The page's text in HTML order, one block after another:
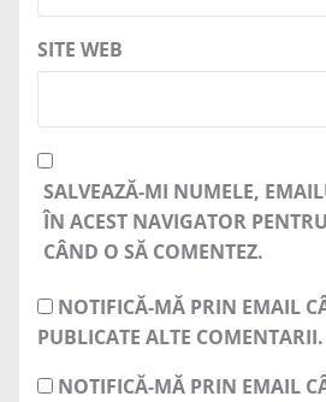
SITE WEB
SALVEAZĂ-MI NUMELE,
ÎN ACEST NAVIGATOR
CÂND O SĂ COMENTEZ.
NOTIFICĂ-MĂ PRIN EMAIL
PUBLICATE ALTE COMENTARII.
NOTIFICĂ-MĂ PRIN EMAIL